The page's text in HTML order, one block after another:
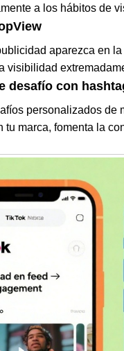
a los hábitos de
aparezca en
visibilidad
desafío con
personalizados de
tu marca, fomenta la